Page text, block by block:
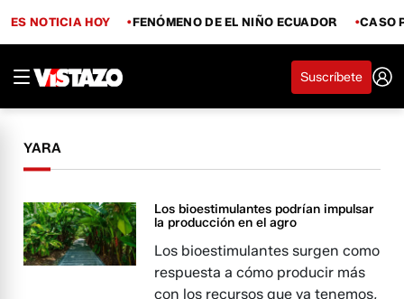
ES NOTICIA HOY FENÓMENO DE EL NIÑO ECUADOR CASO
Suscríbete
YARA
Los bioestimulantes podrían impulsar
la producción en el agro
Los bioestimulantes surgen como
respuesta a cómo producir más
con los recursos que ya tenemos,